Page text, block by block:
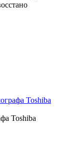
Toshiba
Toshiba